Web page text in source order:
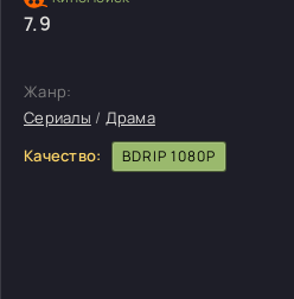
7.9
Жанр:
Сериалы / Драма
Качество:
BDRIP 1080P